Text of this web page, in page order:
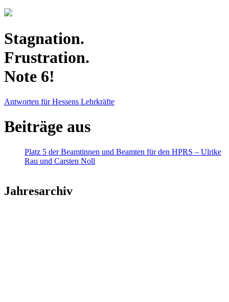
Stagnation.
Frustration.
Note 6!
Antworten für Hessens Lehrkräfte
Beiträge aus
Platz 5 der Beamtinnen und Beamten für den HPRS – Ulrike
Rau und Carsten Noll
Jahresarchiv